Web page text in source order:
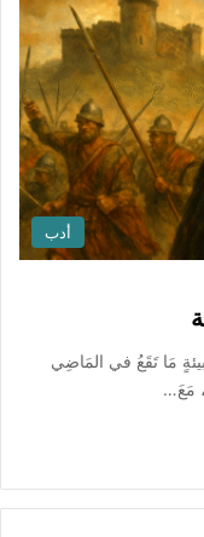
أدب
مَا تَقَعُ في المَاضِي
مَعَ…